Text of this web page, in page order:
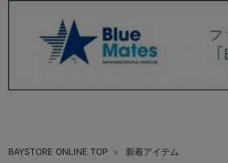
BAYSTORE ONLINE TOP 新着アイテム